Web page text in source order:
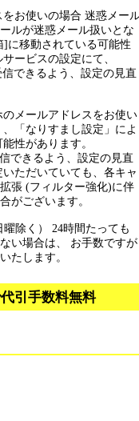
をお使いの場合 迷惑メー
ルが迷惑メール扱いとな
に移動されている可能性
ービスの設定にて、
信できるよう、設定の見直
のメールアドレスをお使い
「なりすまし設定」によ
性があります。
できるよう、設定の見直
ただいていても、各キャ
張 (フィルター強化)に伴
がございます。
除く） 24時間たっても
い場合は、 お手数ですが
たします。
引手数料無料